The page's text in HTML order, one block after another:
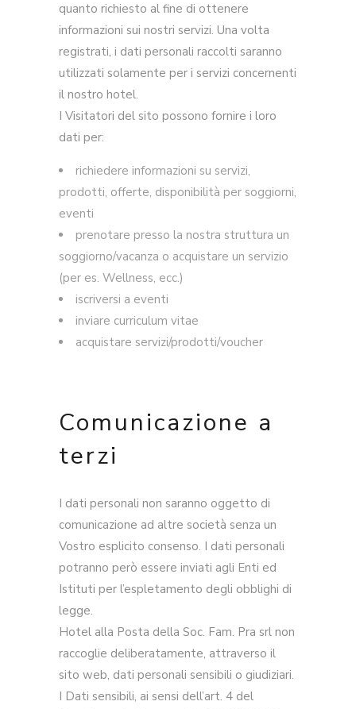
quanto richiesto al fine di ottenere
informazioni sui nostri servizi. Una volta
registrati, i dati personali raccolti saranno
utilizzati solamente per i servizi concernenti
il nostro hotel.
I Visitatori del sito possono fornire i loro
dati per:
richiedere informazioni su servizi,
prodotti, offerte, disponibilità per soggiorni,
eventi
prenotare presso la nostra struttura un
soggiorno/vacanza o acquistare un servizio
(per es. Wellness, ecc.)
iscriversi a eventi
inviare curriculum vitae
acquistare servizi/prodotti/voucher
Comunicazione a
terzi
I dati personali non saranno oggetto di
comunicazione ad altre società senza un
Vostro esplicito consenso. I dati personali
potranno però essere inviati agli Enti ed
Istituti per l’espletamento degli obblighi di
legge.
Hotel alla Posta della Soc. Fam. Pra srl non
raccoglie deliberatamente, attraverso il
sito web, dati personali sensibili o giudiziari.
I Dati sensibili, ai sensi dell’art. 4 del